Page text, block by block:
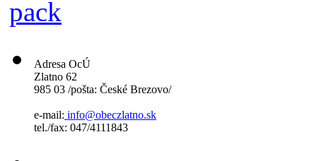
Adresa OcÚ
Zlatno 62
985 03 /pošta: České Brezovo/
e-mail: info@obeczlatno.sk
tel./fax: 047/4111843